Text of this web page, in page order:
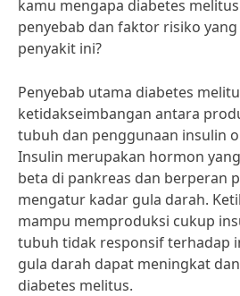
kamu mengapa diabetes
penyebab dan faktor risiko
penyakit ini?
Penyebab utama diabetes
ketidakseimbangan antara
tubuh dan penggunaan insulin
Insulin merupakan hormon
beta di pankreas dan berperan
mengatur kadar gula darah.
mampu memproduksi cukup
tubuh tidak responsif terhadap
gula darah dapat meningkat
diabetes melitus.